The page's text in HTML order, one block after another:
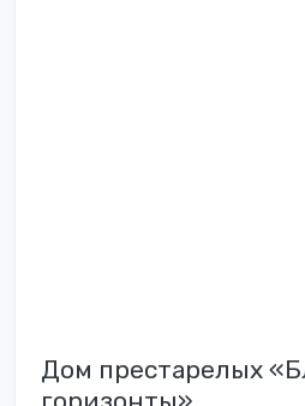
Дом престарелых